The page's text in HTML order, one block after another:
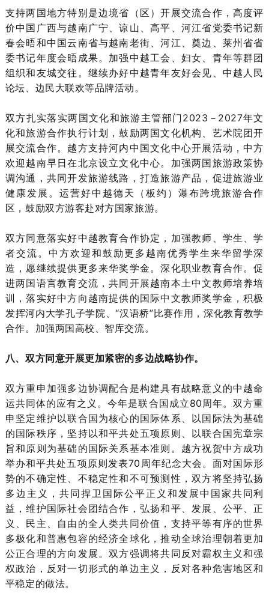
支持两国地方特别是边境省（区）开展交流合作，高度评
价中国广西与越南广宁、谅山、高平、河江省党委书记新
春会晤和中国云南省与越南老街、河江、奠边、莱州省省
委书记年度会晤成果。加强中越工会、妇女、青年等群团
组织和友城交往。继续办好中越青年友好会见、中越人民
论坛、边民大联欢等品牌活动。
双方扎实落实两国文化和旅游主管部门2023－2027年文
化和旅游合作执行计划，鼓励两国文化机构、艺术院团开
展交流合作。越方支持河内中国文化中心开展活动，中方
欢迎越南早日在北京设立文化中心。加强两国旅游政策协
调沟通，共同开发旅游线路，打造旅游产品，促进旅游业
健康发展。运营好中越德天（板约）瀑布跨境旅游合作
区，鼓励双方游客赴对方国家旅游。
双方同意落实好中越教育合作协定，加强教师、学生、学
者交流。中方欢迎和鼓励更多越南优秀学生来华留学深
造，愿继续提供更多来华奖学金。深化职业教育合作。促
进两国语言教育交流，共同开展越南本土中文教师培养培
训，落实好中方向越南提供的国际中文教师奖学金，积极
发挥河内大学孔子学院、“汉语桥”比赛作用，深化教育教学
合作。加强两国高校、智库交流。
八、双方同意开展更加紧密的多边战略协作。
双方重申加强多边协调配合是构建具有战略意义的中越命
运共同体的应有之义。今年是联合国成立80周年。双方重
申坚定维护以联合国为核心的国际体系、以国际法为基础
的国际秩序，坚持以和平共处五项原则、以联合国宪章宗
旨和原则为基础的国际关系基本准则。越方祝贺中方成功
举办和平共处五项原则发表70周年纪念大会。面对国际形
势的不确定性、不稳定性和不可预测性，双方将坚持弘扬
多边主义，共同捍卫国际公平正义和发展中国家共同利
益，维护国际社会团结合作，弘扬和平、发展、公平、正
义、民主、自由的全人类共同价值，支持平等有序的世界
多极化和普惠包容的经济全球化，推动全球治理朝着更加
公正合理的方向发展。双方强调将共同反对霸权主义和强
权政治，反对一切形式的单边主义，反对各种危害地区和
平稳定的做法。